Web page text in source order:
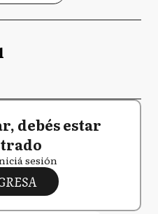
debés estar
sesión